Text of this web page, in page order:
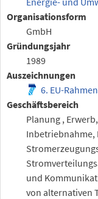
Organisationsform
GmbH
Gründungsjahr
1989
Auszeichnungen
6. EU-
Geschäftsbereich
Planung ,
Inbetriebnahme,
und
von alternativen